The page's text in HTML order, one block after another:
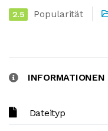
2.5 Popularität
Dateityp